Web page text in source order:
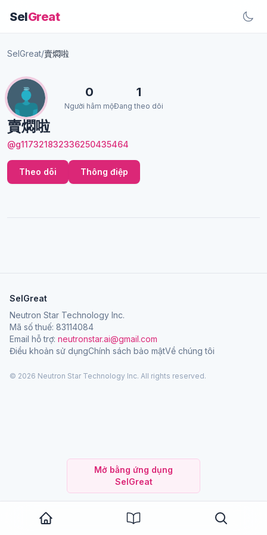
SelGreat
Mở bằng ứng dụng
SelGreat
SelGreat/賣燜啦
賣燜啦
@g117321832336250435464
0
Người hâm mộ
1
Đang theo dõi
Theo dõi Thông điệp
SelGreat
Neutron Star Technology Inc.
Mã số thuế: 83114084
Email hỗ trợ: neutronstar.ai@gmail.com
Điều khoản sử dụngChính sách bảo mậtVề chúng tôi
© 2026 Neutron Star Technology Inc. All rights reserved.